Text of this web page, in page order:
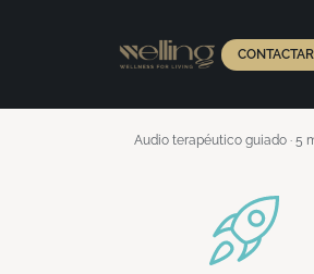
CONTACTAR
Audio terapéutico guiado · 5